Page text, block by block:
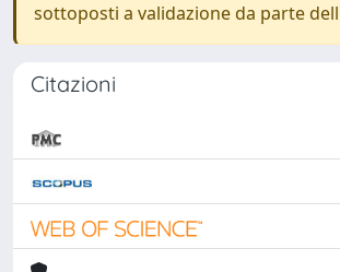
sottoposti a validazione da parte
Citazioni